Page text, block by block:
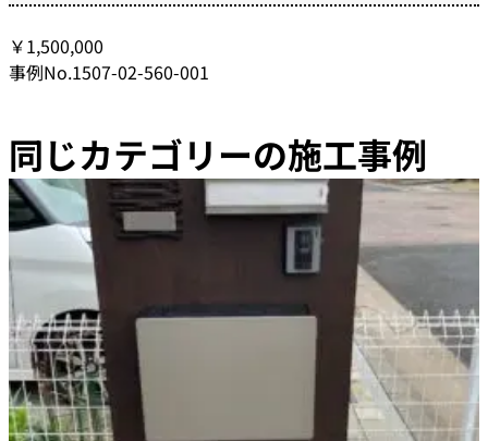
￥1,500,000
事例No.1507-02-560-001
同じカテゴリーの施工事例